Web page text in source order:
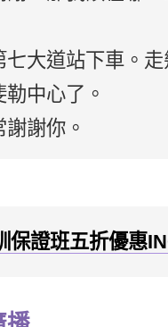
七大道站下車。
中心了。
謝你。
保證班五折優惠